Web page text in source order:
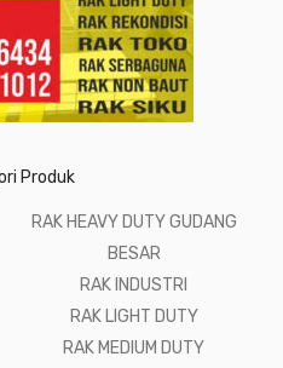
Produk
RAK HEAVY DUTY GUDANG
BESAR
RAK INDUSTRI
RAK LIGHT DUTY
RAK MEDIUM DUTY